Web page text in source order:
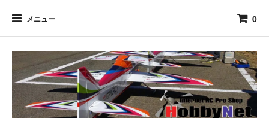
メニュー 0